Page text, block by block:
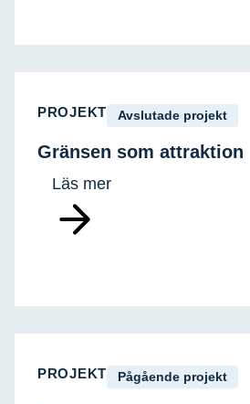
PROJEKT Avslutade projekt
Gränsen som attraktion
Läs mer
PROJEKT Pågående projekt